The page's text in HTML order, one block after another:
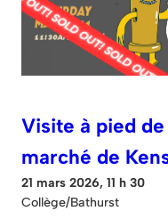
Visite à pied
marché de
21 mars 2026, 11 h 30
Collège/Bathurst